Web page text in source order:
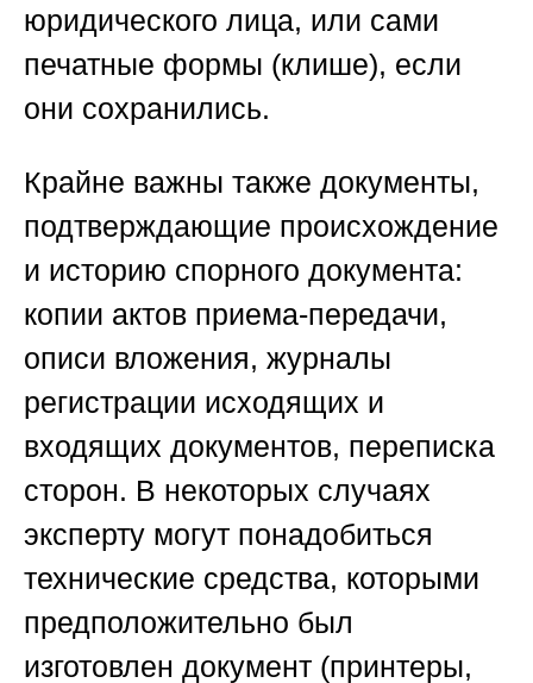
юридического лица, или сами
печатные формы (клише), если
они сохранились.
Крайне важны также документы,
подтверждающие происхождение
и историю спорного документа:
копии актов приема-передачи,
описи вложения, журналы
регистрации исходящих и
входящих документов, переписка
сторон. В некоторых случаях
эксперту могут понадобиться
технические средства, которыми
предположительно был
изготовлен документ (принтеры,